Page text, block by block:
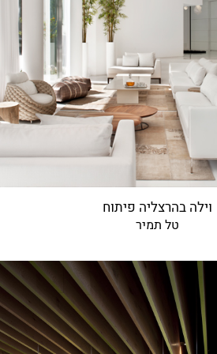
וילה בהרצליה פיתוח
טל תמיר